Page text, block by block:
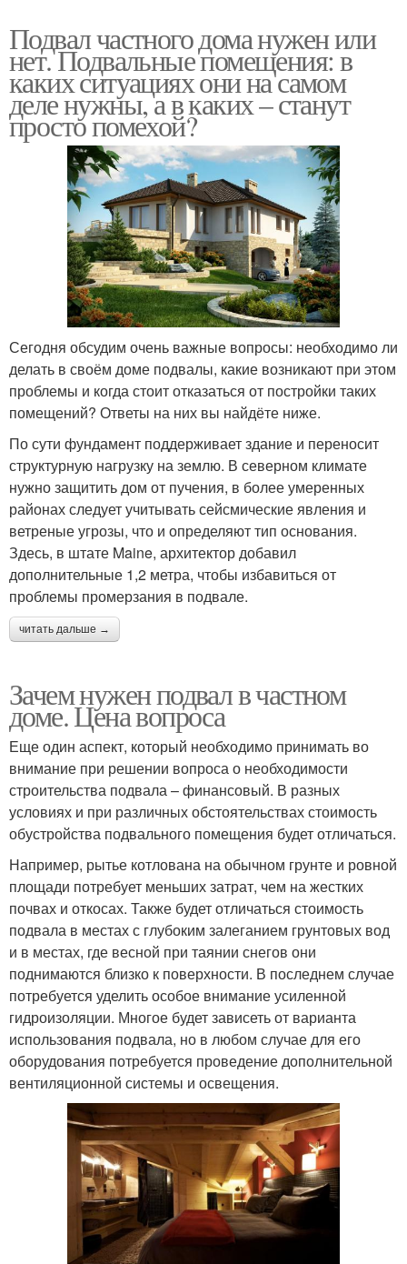
Подвал частного дома нужен или
нет. Подвальные помещения: в
каких ситуациях они на самом
деле нужны, а в каких – станут
просто помехой?
Сегодня обсудим очень важные вопросы: необходимо ли
делать в своём доме подвалы, какие возникают при этом
проблемы и когда стоит отказаться от постройки таких
помещений? Ответы на них вы найдёте ниже.
По сути фундамент поддерживает здание и переносит
структурную нагрузку на землю. В северном климате
нужно защитить дом от пучения, в более умеренных
районах следует учитывать сейсмические явления и
ветреные угрозы, что и определяют тип основания.
Здесь, в штате Maine, архитектор добавил
дополнительные 1,2 метра, чтобы избавиться от
проблемы промерзания в подвале.
читать дальше →
Зачем нужен подвал в частном
доме. Цена вопроса
Еще один аспект, который необходимо принимать во
внимание при решении вопроса о необходимости
строительства подвала – финансовый. В разных
условиях и при различных обстоятельствах стоимость
обустройства подвального помещения будет отличаться.
Например, рытье котлована на обычном грунте и ровной
площади потребует меньших затрат, чем на жестких
почвах и откосах. Также будет отличаться стоимость
подвала в местах с глубоким залеганием грунтовых вод
и в местах, где весной при таянии снегов они
поднимаются близко к поверхности. В последнем случае
потребуется уделить особое внимание усиленной
гидроизоляции. Многое будет зависеть от варианта
использования подвала, но в любом случае для его
оборудования потребуется проведение дополнительной
вентиляционной системы и освещения.